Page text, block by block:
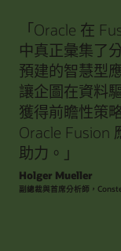
「Oracle 在
中真正彙集了
預建的智慧型
讓企圖在資料
獲得前瞻性策
Oracle Fusion
助力。」
Holger Mueller
副總裁與首席分析師，